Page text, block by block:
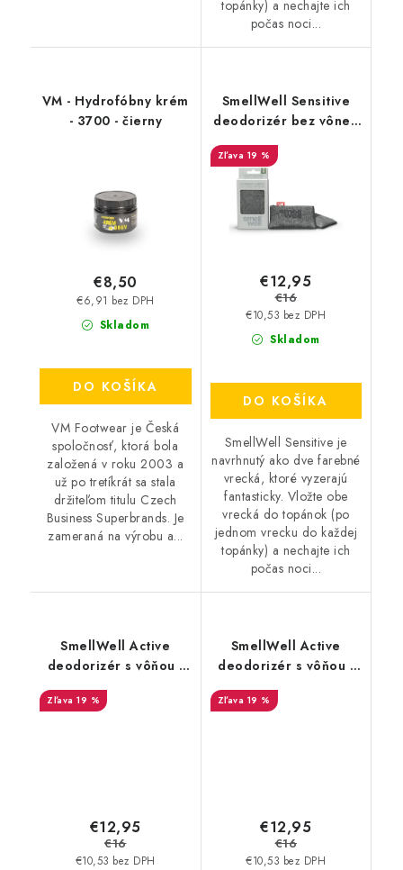
topánky) a nechajte ich
počas noci...
VM - Hydrofóbny krém
- 3700 - čierny
Skladom
€6,91 bez DPH
€8,50
DO KOŠÍKA
VM Footwear je Česká
spoločnosť, ktorá bola
založená v roku 2003 a
už po tretíkrát sa stala
držiteľom titulu Czech
Business Superbrands. Je
zameraná na výrobu a...
SmellWell Sensitive
deodorizér bez vône -
19 %
Skladom
€10,53 bez DPH
€12,95
€16
DO KOŠÍKA
SmellWell Sensitive je
navrhnutý ako dve farebné
vrecká, ktoré vyzerajú
fantasticky. Vložte obe
vrecká do topánok (po
jednom vrecku do každej
topánky) a nechajte ich
počas noci...
SmellWell Active
deodorizér s vôňou -
Camo Green
19 %
€10,53 bez DPH
€12,95
€16
SmellWell Active
deodorizér s vôňou -
Pink Zebra
19 %
€10,53 bez DPH
€12,95
€16